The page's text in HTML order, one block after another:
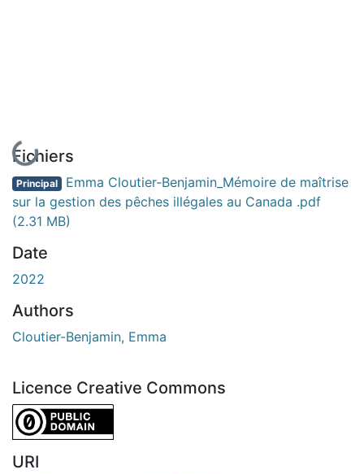
En cours de chargement...
Fichiers
Principal Emma Cloutier-Benjamin_Mémoire de maîtrise
sur la gestion des pêches illégales au Canada .pdf
(2.31 MB)
Date
2022
Authors
Cloutier-Benjamin, Emma
Licence Creative Commons
CC0 1.0 Universal
URI